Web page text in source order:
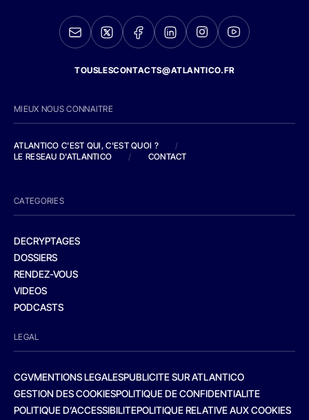
TOUSLESCONTACTS@ATLANTICO.FR
MIEUX NOUS CONNAITRE
ATLANTICO C'EST QUI, C'EST QUOI ?
/
LE RESEAU D'ATLANTICO
/ CONTACT
CATEGORIES
DECRYPTAGES
DOSSIERS
RENDEZ-VOUS
VIDEOS
PODCASTS
LEGAL
CGVMENTIONS LEGALESPUBLICITE SUR ATLANTICO
GESTION DES COOKIESPOLITIQUE DE CONFIDENTIALITE
POLITIQUE D’ACCESSIBILITEPOLITIQUE RELATIVE AUX COOKIES